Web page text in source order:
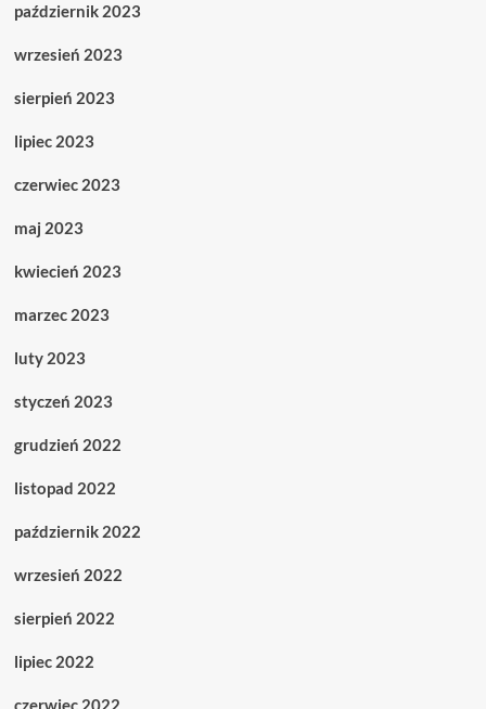
październik 2023
wrzesień 2023
sierpień 2023
lipiec 2023
czerwiec 2023
maj 2023
kwiecień 2023
marzec 2023
luty 2023
styczeń 2023
grudzień 2022
listopad 2022
październik 2022
wrzesień 2022
sierpień 2022
lipiec 2022